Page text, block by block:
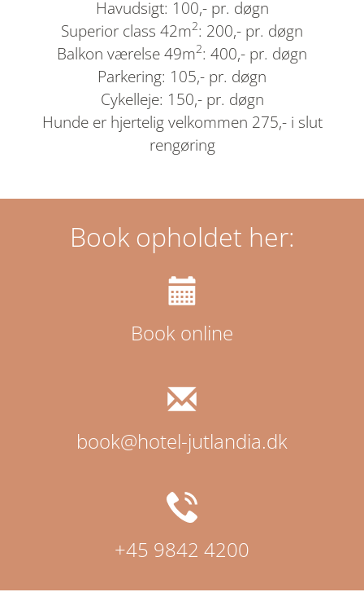
Havudsigt: 100,- pr. døgn
Superior class 42m2: 200,- pr. døgn
Balkon værelse 49m2: 400,- pr. døgn
Parkering: 105,- pr. døgn
Cykelleje: 150,- pr. døgn
Hunde er hjertelig velkommen 275,- i slut
rengøring
Book opholdet her:
Book online
book@hotel-jutlandia.dk
+45 9842 4200